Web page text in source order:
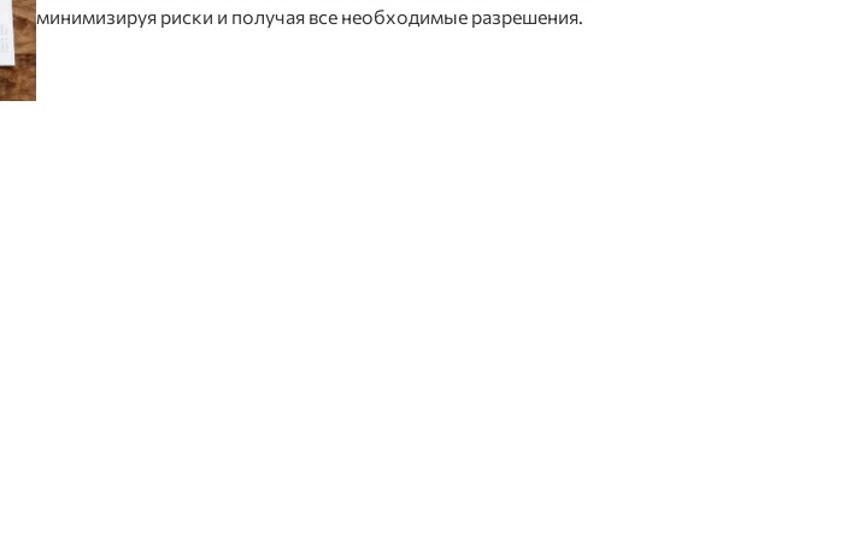
минимизируя риски и получая все необходимые разрешения.